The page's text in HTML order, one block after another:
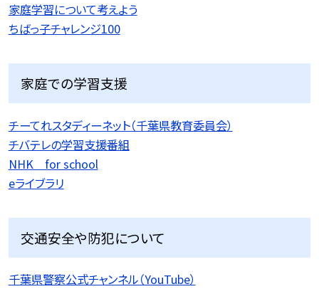
家庭学習について考えよう
ちばっ子チャレンジ100
家庭での学習支援
チーてれスタディーネット（千葉県教育委員会）
チバテレの学習支援番組
NHK for school
eライブラリ
交通安全や防犯について
千葉県警察公式チャンネル（YouTube）